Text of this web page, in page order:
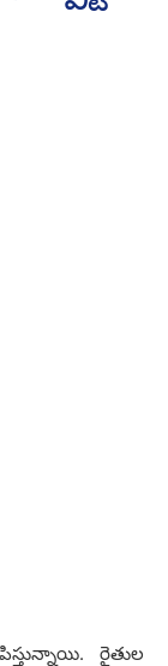
రైతుల